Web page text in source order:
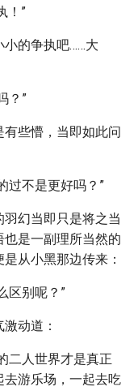
！”
小的争执吧……大
？”
些懵，当即如此问
过不是更好吗？”
幻当即只是将之当
是一副理所当然的
从小黑那边传来：
区别呢？”
动道：
二人世界才是真正
游乐场，一起去吃